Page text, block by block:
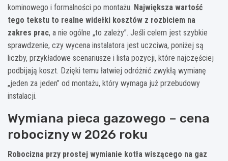
kominowego i formalności po montażu. Największa wartość
tego tekstu to realne widełki kosztów z rozbiciem na
zakres prac, a nie ogólne „to zależy”. Jeśli celem jest szybkie
sprawdzenie, czy wycena instalatora jest uczciwa, poniżej są
liczby, przykładowe scenariusze i lista pozycji, które najczęściej
podbijają koszt. Dzięki temu łatwiej odróżnić zwykłą wymianę
„jeden za jeden” od montażu, który wymaga już przebudowy
instalacji.
Wymiana pieca gazowego – cena
robocizny w 2026 roku
Robocizna przy prostej wymianie kotła wiszącego na gaz